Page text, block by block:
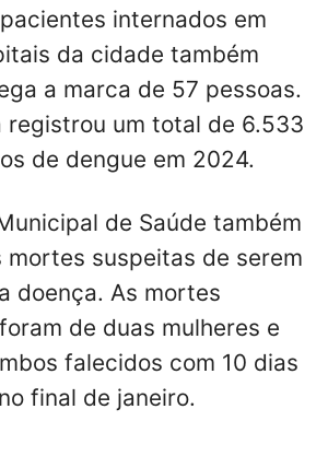
internados em
da cidade também
a marca de 57 pessoas.
registrou um total de 6.533
de dengue em 2024.
de Saúde também
suspeitas de serem
doença. As mortes
de duas mulheres e
falecidos com 10 dias
final de janeiro.